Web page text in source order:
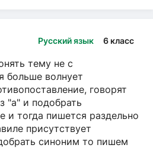
Русский язык 6 класс
тему не с
больше волнует
говорят
"а" и подобрать
и тогда пишется раздельно
присутствует
синоним то пишем